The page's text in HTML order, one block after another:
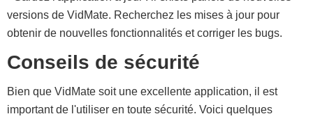
versions de VidMate. Recherchez les mises à jour pour
obtenir de nouvelles fonctionnalités et corriger les bugs.
Conseils de sécurité
Bien que VidMate soit une excellente application, il est
important de l'utiliser en toute sécurité. Voici quelques